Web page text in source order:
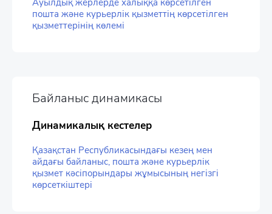
пошта және курьерлік қызметтің көрсетілген
қызметтерінің көлемі
Байланыс динамикасы
Динамикалық кестелер
Қазақстан Республикасындағы кезең мен
айдағы байланыс, пошта және курьерлік
қызмет кәсіпорындары жұмысының негізгі
көрсеткіштері